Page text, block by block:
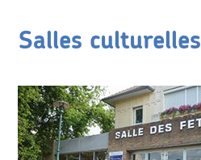
Salles culturelles